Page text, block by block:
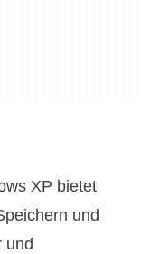
XP bietet
und
und